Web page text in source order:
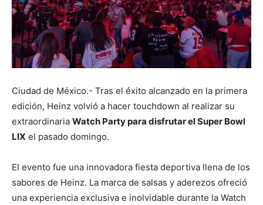
Ciudad de México.- Tras el éxito alcanzado en la primera
edición, Heinz volvió a hacer touchdown al realizar su
extraordinaria Watch Party para disfrutar el Super Bowl
LIX el pasado domingo.
El evento fue una innovadora fiesta deportiva llena de los
sabores de Heinz. La marca de salsas y aderezos ofreció
una experiencia exclusiva e inolvidable durante la Watch